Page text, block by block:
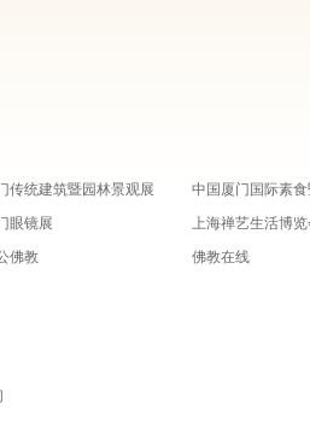
传统建筑暨园林景观展
中国厦门国际素
眼镜展
上海禅艺生活博
佛教
佛教在线